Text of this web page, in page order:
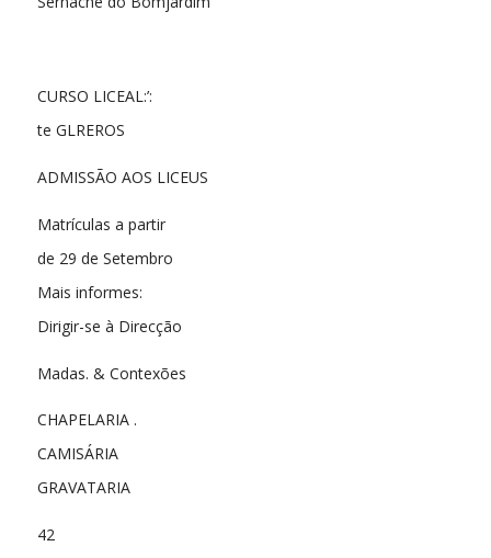
CURSO LICEAL:’:
te GLREROS
ADMISSÃO AOS LICEUS
Matrículas a partir
de 29 de Setembro
Mais informes:
Dirigir-se à Direcção
Madas. & Contexões
CHAPELARIA .
CAMISÁRIA
GRAVATARIA
42